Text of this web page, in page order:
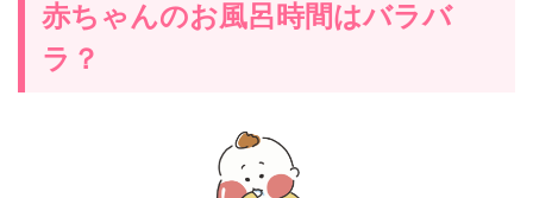
赤ちゃんのお風呂時間はバラバ
ラ？